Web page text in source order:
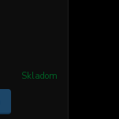
Skladom